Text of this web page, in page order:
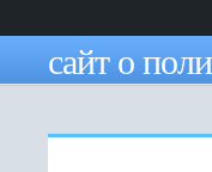
сайт о